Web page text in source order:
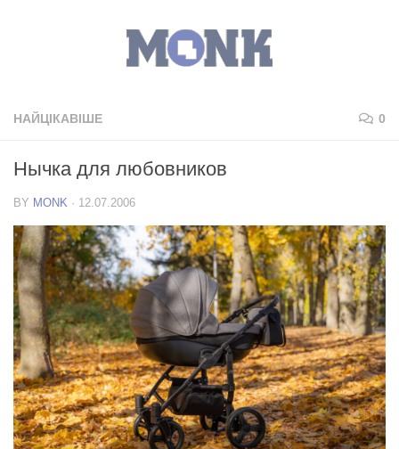
НАЙЦІКАВІШЕ 0
Нычка для любовников
BY MONK · 12.07.2006